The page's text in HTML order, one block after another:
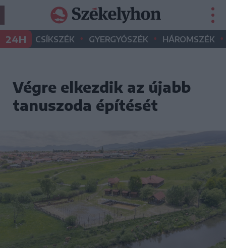
24H CSÍKSZÉK • GYERGYÓSZÉK • HÁROMSZÉK •
Végre elkezdik az újabb
tanuszoda építését